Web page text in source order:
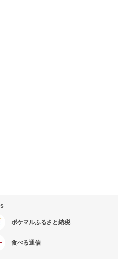
ポケマルふるさと納税
食べる通信